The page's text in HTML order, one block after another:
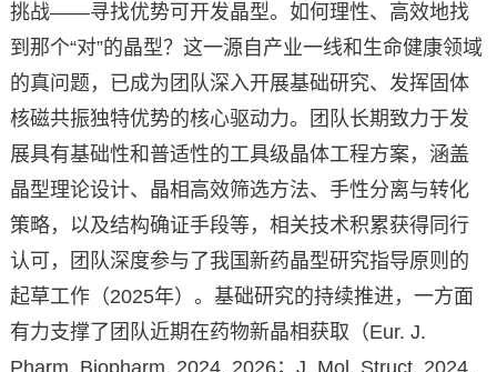
挑战——寻找优势可开发晶型。如何理性、高效地找
到那个“对”的晶型？这一源自产业一线和生命健康领域
的真问题，已成为团队深入开展基础研究、发挥固体
核磁共振独特优势的核心驱动力。团队长期致力于发
展具有基础性和普适性的工具级晶体工程方案，涵盖
晶型理论设计、晶相高效筛选方法、手性分离与转化
策略，以及结构确证手段等，相关技术积累获得同行
认可，团队深度参与了我国新药晶型研究指导原则的
起草工作（2025年）。基础研究的持续推进，一方面
有力支撑了团队近期在药物新晶相获取（Eur. J.
Pharm. Biopharm. 2024, 2026；J. Mol. Struct. 2024,